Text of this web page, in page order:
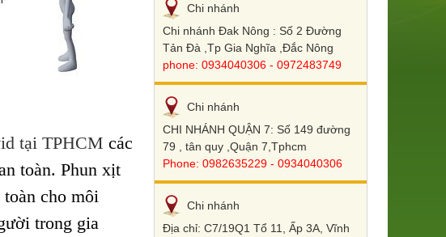
tại TPHCM các
toàn. Phun xịt
cho môi
trong gia
Chi nhánh
Chi nhánh Đak Nông : Số 2 Đường
Tản Đà ,Tp Gia Nghĩa ,Đắc Nông
phone: 0934040306 - 0972483749
Chi nhánh
CHI NHÁNH QUẬN 7: Số 149 đường
79 , tân quy ,Quận 7,Tphcm
Phone: 0982635229 - 0934040306
Chi nhánh
Địa chỉ: C7/19Q1 Tổ 11, Ấp 3A, Vĩnh